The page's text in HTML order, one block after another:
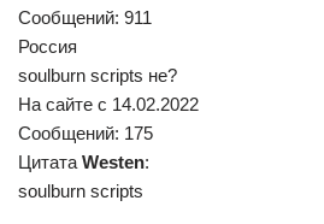
Сообщений: 911
Россия
soulburn scripts не?
На сайте c 14.02.2022
Сообщений: 175
Цитата Westen:
soulburn scripts